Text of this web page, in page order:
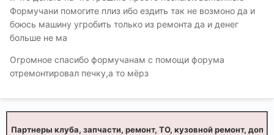
Формучани помогите плиз ибо ездить так не возмоно да и
боюсь машину угробить только из ремонта да и денег
больше не ма
Огромное спасибо формучанам с помощи форума
отремонтировал печку,а то мёрз
Партнеры клуба, запчасти, ремонт, ТО, кузовной ремонт, доп